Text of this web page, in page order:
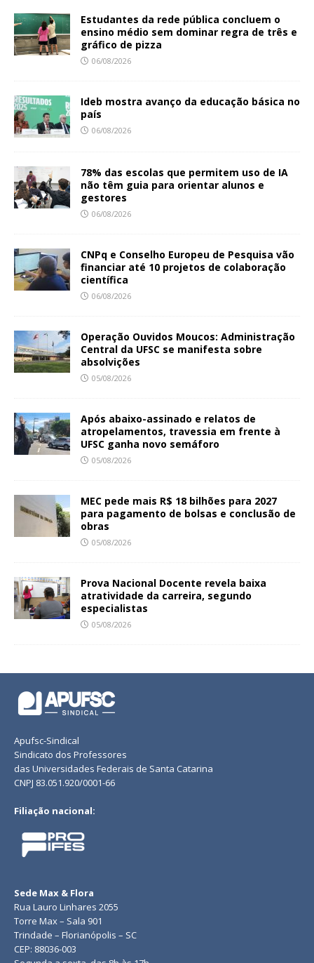
Estudantes da rede pública concluem o
ensino médio sem dominar regra de três e
gráfico de pizza
06/08/2026
Ideb mostra avanço da educação básica no
país
06/08/2026
78% das escolas que permitem uso de IA
não têm guia para orientar alunos e
gestores
06/08/2026
CNPq e Conselho Europeu de Pesquisa vão
financiar até 10 projetos de colaboração
científica
06/08/2026
Operação Ouvidos Moucos: Administração
Central da UFSC se manifesta sobre
absolvições
05/08/2026
Após abaixo-assinado e relatos de
atropelamentos, travessia em frente à
UFSC ganha novo semáforo
05/08/2026
MEC pede mais R$ 18 bilhões para 2027
para pagamento de bolsas e conclusão de
obras
05/08/2026
Prova Nacional Docente revela baixa
atratividade da carreira, segundo
especialistas
05/08/2026
Apufsc-Sindical
Sindicato dos Professores
das Universidades Federais de Santa Catarina
CNPJ 83.051.920/0001-66
Filiação nacional:
Sede Max & Flora
Rua Lauro Linhares 2055
Torre Max – Sala 901
Trindade – Florianópolis – SC
CEP: 88036-003